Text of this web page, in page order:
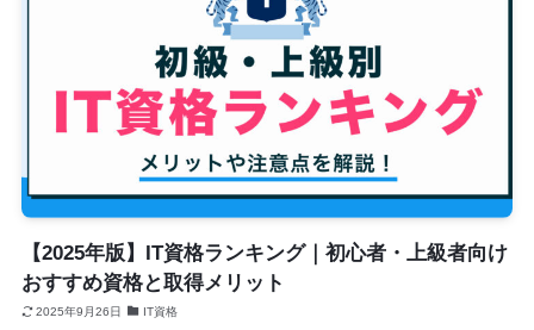
【2025年版】IT資格ランキング｜初心者・上級者向け
おすすめ資格と取得メリット
2025年9月26日 IT資格